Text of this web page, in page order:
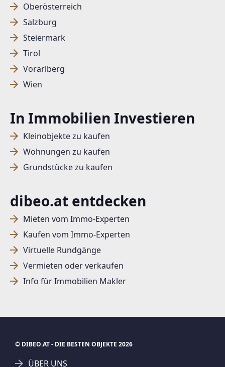
Oberösterreich
Salzburg
Steiermark
Tirol
Vorarlberg
Wien
In Immobilien Investieren
Kleinobjekte zu kaufen
Wohnungen zu kaufen
Grundstücke zu kaufen
dibeo.at entdecken
Mieten vom Immo-Experten
Kaufen vom Immo-Experten
Virtuelle Rundgänge
Vermieten oder verkaufen
Info für Immobilien Makler
© DIBEO.AT - DIE BESTEN OBJEKTE 2026
ÜBER UNS